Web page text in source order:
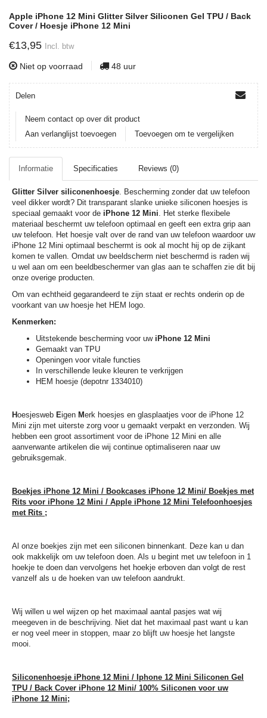
Apple iPhone 12 Mini Glitter Silver Siliconen Gel TPU / Back
Cover / Hoesje iPhone 12 Mini
€13,95 Incl. btw
Niet op voorraad 48 uur
Delen
Neem contact op over dit product
Aan verlanglijst toevoegen
Toevoegen om te vergelijken
Informatie Specificaties Reviews (0)
Glitter Silver siliconenhoesje. Bescherming zonder dat uw telefoon
veel dikker wordt? Dit transparant slanke unieke siliconen hoesjes is
speciaal gemaakt voor de iPhone 12 Mini. Het sterke flexibele
materiaal beschermt uw telefoon optimaal en geeft een extra grip aan
uw telefoon. Het hoesje valt over de rand van uw telefoon waardoor uw
iPhone 12 Mini optimaal beschermt is ook al mocht hij op de zijkant
komen te vallen. Omdat uw beeldscherm niet beschermd is raden wij
u wel aan om een beeldbeschermer van glas aan te schaffen zie dit bij
onze overige producten.
Om van echtheid gegarandeerd te zijn staat er rechts onderin op de
voorkant van uw hoesje het HEM logo.
Kenmerken:
Uitstekende bescherming voor uw iPhone 12 Mini
Gemaakt van TPU
Openingen voor vitale functies
In verschillende leuke kleuren te verkrijgen
HEM hoesje (depotnr 1334010)
Hoesjesweb Eigen Merk hoesjes en glasplaatjes voor de iPhone 12
Mini zijn met uiterste zorg voor u gemaakt verpakt en verzonden. Wij
hebben een groot assortiment voor de iPhone 12 Mini en alle
aanverwante artikelen die wij continue optimaliseren naar uw
gebruiksgemak.
Boekjes iPhone 12 Mini / Bookcases iPhone 12 Mini/ Boekjes met
Rits voor iPhone 12 Mini / Apple iPhone 12 Mini Telefoonhoesjes
met Rits ;
Al onze boekjes zijn met een siliconen binnenkant. Deze kan u dan
ook makkelijk om uw telefoon doen. Als u begint met uw telefoon in 1
hoekje te doen dan vervolgens het hoekje erboven dan volgt de rest
vanzelf als u de hoeken van uw telefoon aandrukt.
Wij willen u wel wijzen op het maximaal aantal pasjes wat wij
meegeven in de beschrijving. Niet dat het maximaal past want u kan
er nog veel meer in stoppen, maar zo blijft uw hoesje het langste
mooi.
Siliconenhoesje iPhone 12 Mini / Iphone 12 Mini Siliconen Gel
TPU / Back Cover iPhone 12 Mini/ 100% Siliconen voor uw
iPhone 12 Mini;